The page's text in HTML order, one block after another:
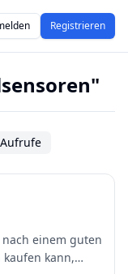
Registrieren
kann,